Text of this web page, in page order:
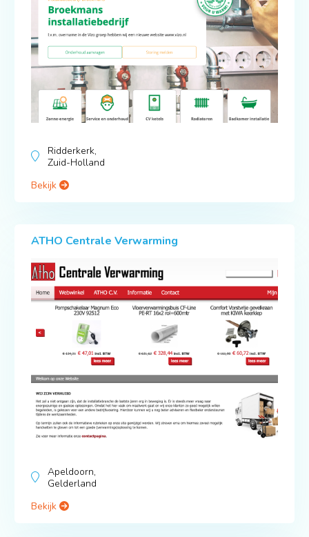
Ridderkerk,
Zuid-Holland
Bekijk
ATHO Centrale Verwarming
Apeldoorn,
Gelderland
Bekijk